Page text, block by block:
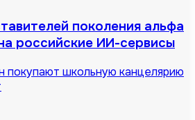
поколения альфа
российские ИИ-сервисы
покупают школьную канцелярию